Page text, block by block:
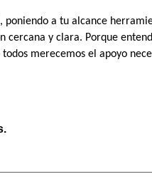
poniendo a tu alcance
cercana y clara. Porque
merecemos el apoyo